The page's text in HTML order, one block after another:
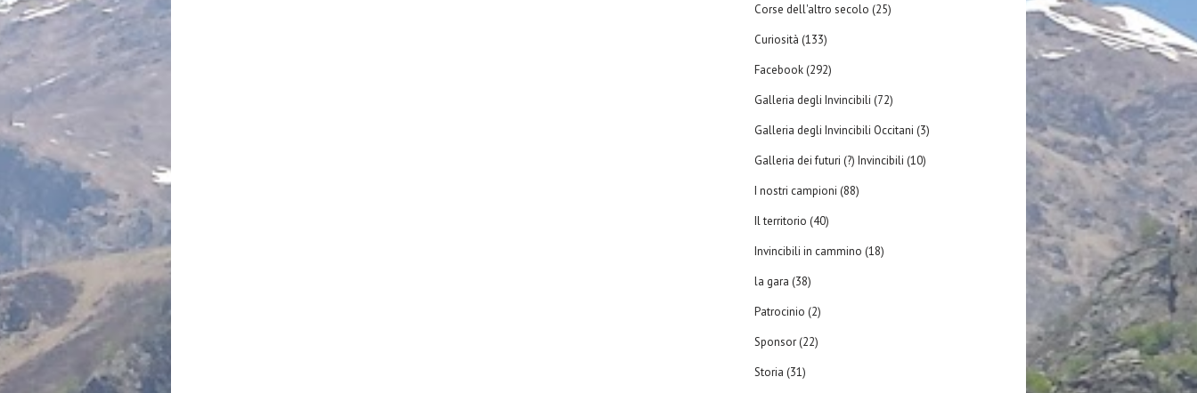
Corse dell'altro secolo (25)
Curiosità (133)
Facebook (292)
Galleria degli Invincibili (72)
Galleria degli Invincibili Occitani (3)
Galleria dei futuri (?) Invincibili (10)
I nostri campioni (88)
Il territorio (40)
Invincibili in cammino (18)
la gara (38)
Patrocinio (2)
Sponsor (22)
Storia (31)